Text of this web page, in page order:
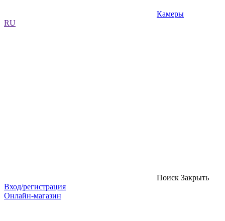
Камеры
RU
Поиск Закрыть
Вход/регистрация
Онлайн-магазин